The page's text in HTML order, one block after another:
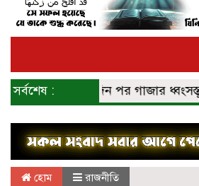
সর্বশেষ :চার দিন পর গাজার ধ্বংসস্তূপ
হোম রাজনীতি